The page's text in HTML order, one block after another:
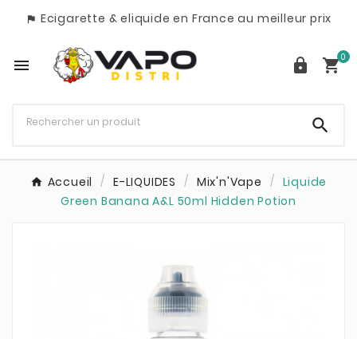
 Ecigarette & eliquide en France au meilleur prix
  0

Accueil E-LIQUIDES Mix'n'Vape
Liquide
Green Banana A&L 50ml Hidden Potion